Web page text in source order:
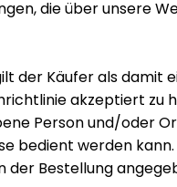
die über unsere
der Käufer als
akzeptiert zu
Person und/oder
bedient werden kann.
der Bestellung